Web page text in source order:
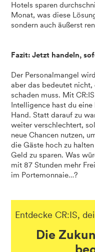
Hotels sparen
Monat, was diese
sondern auch äußerst
Fazit: Jetzt handeln,
Der Personalmangel
aber das bedeutet
schaden muss. Mit
Intelligence hast du
Hand. Statt darauf zu
weiter verschlechtert,
neue Chancen nutzen,
die Gäste hoch zu
Geld zu sparen. Was
mit 87 Stunden mehr
im Portemonnaie…?
Entdecke CR:IS,
Die